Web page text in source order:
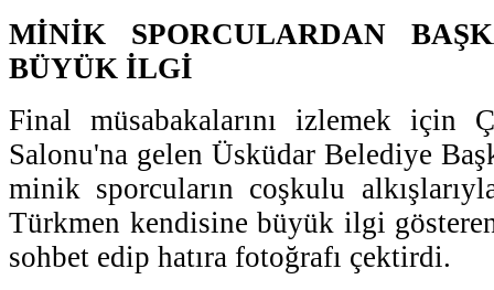
MİNİK SPORCULARDAN
BÜYÜK İLGİ
Final müsabakalarını izlemek için
Salonu'na gelen Üsküdar Belediye
minik sporcuların coşkulu
Türkmen kendisine büyük ilgi
sohbet edip hatıra fotoğrafı çektirdi.